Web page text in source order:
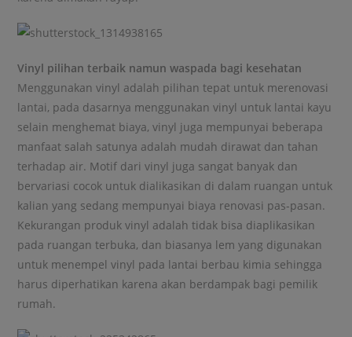
Vinyl pilihan terbaik namun waspada bagi kesehatan
Menggunakan vinyl adalah pilihan tepat untuk merenovasi
lantai, pada dasarnya menggunakan vinyl untuk lantai kayu
selain menghemat biaya, vinyl juga mempunyai beberapa
manfaat salah satunya adalah mudah dirawat dan tahan
terhadap air. Motif dari vinyl juga sangat banyak dan
bervariasi cocok untuk dialikasikan di dalam ruangan untuk
kalian yang sedang mempunyai biaya renovasi pas-pasan.
Kekurangan produk vinyl adalah tidak bisa diaplikasikan
pada ruangan terbuka, dan biasanya lem yang digunakan
untuk menempel vinyl pada lantai berbau kimia sehingga
harus diperhatikan karena akan berdampak bagi pemilik
rumah.